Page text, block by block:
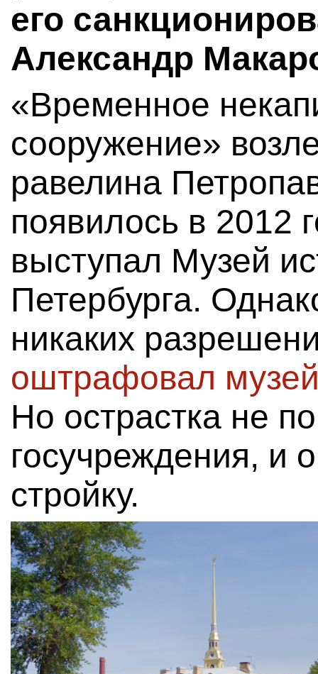
его
Александр
«Временное
сооружение»
равелина
появилось в 2012
выступал Музей
Петербурга.
никаких
оштрафовал
Но острастка не
госучреждения, и
стройку.